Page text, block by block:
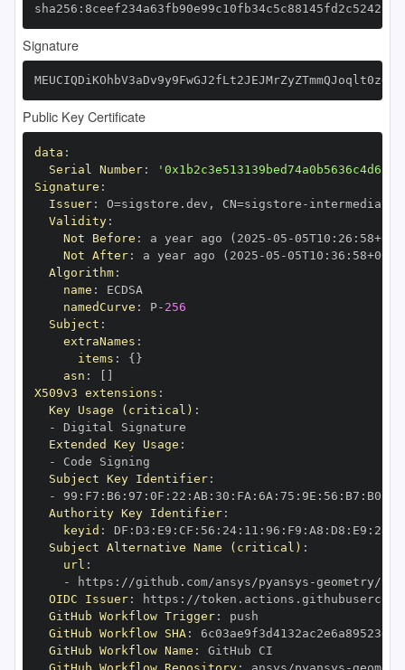
Signature
Public Key Certificate
data :
Serial Number:
Signature :
Issuer: O=sigstore.dev , CN=sigstore -
Validity:
Not Before : a year ago (2025 -05 -05T10 : 26 : 58+00
Not After: a year ago (2025 -05 -05T10 : 36 : 58+00
Algorithm:
name :
namedCurve : P- 256
Subject :
extraNames :
items : { }
asn :
X509v3 extensions :
Key Usage (critical) :
-
Extended Key Usage :
-
Subject Key Identifier:
-
99 : F7 : B6 : 97 : 0F : 22 : AB: 30 : FA : 6A : 75 : 9E : 56 : B7 : B0
Authority Key Identifier:
keyid : DF : D3 : E9 : CF : 56 : 24: 11 : 96 : F9 : A8 : D8 : E9 : 28
Subject Alternative Name (critical) :
url :
-
https : //github.com/ansys/pyansys -
OIDC Issuer: https :
GitHub Workflow Trigger:
GitHub Workflow SHA:
GitHub Workflow Name :